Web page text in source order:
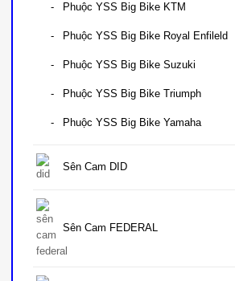
Phuộc YSS Big Bike KTM
Phuộc YSS Big Bike Royal Enfileld
Phuộc YSS Big Bike Suzuki
Phuộc YSS Big Bike Triumph
Phuộc YSS Big Bike Yamaha
Sên Cam DID
Sên Cam FEDERAL